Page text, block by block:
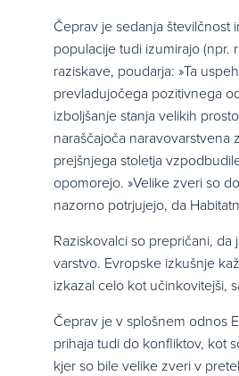
Čeprav je sedanja
populacije tudi izumirajo (npr.
raziskave, poudarja: »Ta
prevladujočega pozitivnega
izboljšanje stanja velikih
naraščajoča
prejšnjega stoletja
opomorejo. »Velike zveri so
nazorno potrjujejo, da
Raziskovalci so prepričani,
varstvo. Evropske izkušnje
izkazal celo kot učinkovitejši,
Čeprav je v splošnem odnos
prihaja tudi do konfliktov, kot
kjer so bile velike zveri v